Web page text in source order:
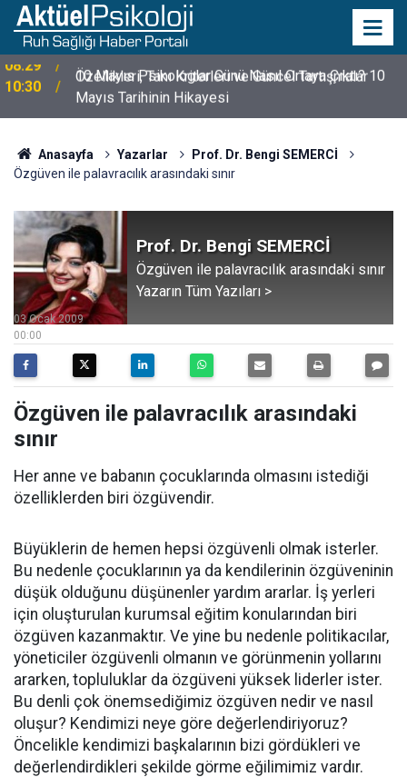
10:30
10 Mayıs Psikologlar Günü Nasıl Ortaya Çıktı? 10
Mayıs Tarihinin Hikayesi
Anasayfa Yazarlar
Prof. Dr. Bengi SEMERCİ
Özgüven ile palavracılık arasındaki sınır
Prof. Dr. Bengi SEMERCİ
Özgüven ile palavracılık arasındaki sınır
Yazarın Tüm Yazıları >
00:00
03 Ocak 2009
Özgüven ile palavracılık arasındaki
sınır
Her anne ve babanın çocuklarında olmasını istediği
özelliklerden biri özgüvendir.
Büyüklerin de hemen hepsi özgüvenli olmak isterler.
Bu nedenle çocuklarının ya da kendilerinin özgüveninin
düşük olduğunu düşünenler yardım ararlar. İş yerleri
için oluşturulan kurumsal eğitim konularından biri
özgüven kazanmaktır. Ve yine bu nedenle politikacılar,
yöneticiler özgüvenli olmanın ve görünmenin yollarını
ararken, topluluklar da özgüveni yüksek liderler ister.
Bu denli çok önemsediğimiz özgüven nedir ve nasıl
oluşur? Kendimizi neye göre değerlendiriyoruz?
Öncelikle kendimizi başkalarının bizi gördükleri ve
değerlendirdikleri şekilde görme eğilimimiz vardır.